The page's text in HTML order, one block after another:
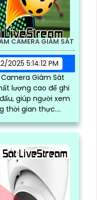
CAMERA GIÁM SÁT
2025 5:14:12 PM
Giám Sát
lượng cao để ghi